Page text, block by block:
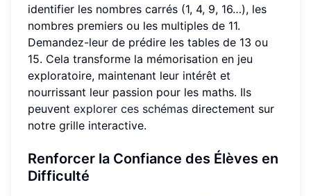
identifier les nombres carrés (1, 4, 9, 16…), les
nombres premiers ou les multiples de 11.
Demandez-leur de prédire les tables de 13 ou
15. Cela transforme la mémorisation en jeu
exploratoire, maintenant leur intérêt et
nourrissant leur passion pour les maths. Ils
peuvent explorer ces schémas directement sur
notre grille interactive.
Renforcer la Confiance des Élèves en
Difficulté